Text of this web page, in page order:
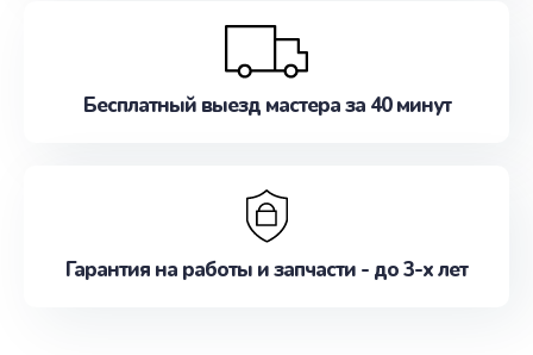
Бесплатный выезд мастера за 40 минут
Гарантия на работы и запчасти - до 3-х лет